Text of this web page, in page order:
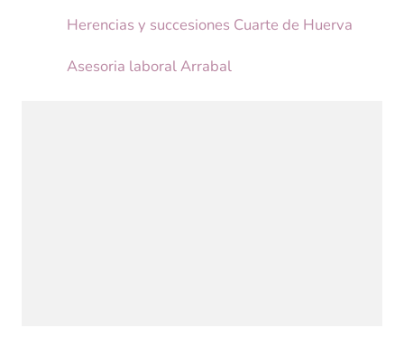
Herencias y succesiones Cuarte de Huerva
Asesoria laboral Arrabal